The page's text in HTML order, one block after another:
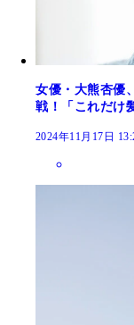
女優・大熊杏優
戦！「これだけ
2024年11月17日